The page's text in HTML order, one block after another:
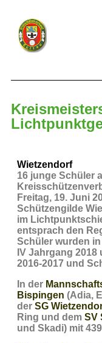
springen
Wietzendorf
16 junge Schüler
Freitag, 19. Juni
Schützengilde
im
entsprach den
Schüler wurden
IV Jahrgang
2016-2017 und
In der
Bispingen (Adia,
der SG
Ring und dem SV
und Skadi) mit